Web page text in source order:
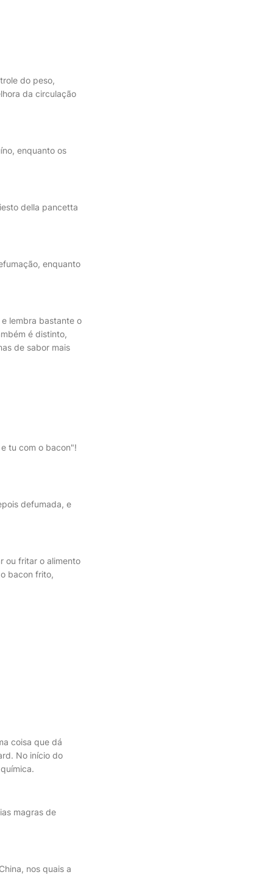
do peso,
da circulação
enquanto os
della pancetta
enquanto
lembra bastante o
é distinto,
de sabor mais
tu com o bacon"!
defumada, e
ou fritar o alimento
bacon frito,
coisa que dá
No início do
magras de
nos quais a